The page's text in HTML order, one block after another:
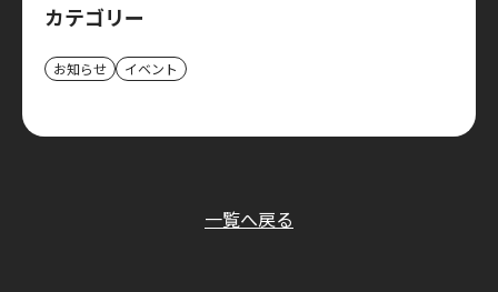
カテゴリー
お知らせ イベント
一覧へ戻る